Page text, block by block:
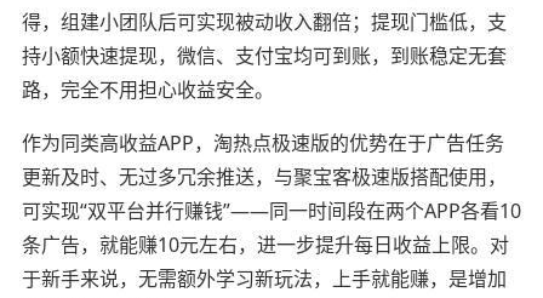
得，组建小团队后可实现被动收入翻倍；提现门槛低，支
持小额快速提现，微信、支付宝均可到账，到账稳定无套
路，完全不用担心收益安全。
作为同类高收益APP，淘热点极速版的优势在于广告任务
更新及时、无过多冗余推送，与聚宝客极速版搭配使用，
可实现“双平台并行赚钱”——同一时间段在两个APP各看10
条广告，就能赚10元左右，进一步提升每日收益上限。对
于新手来说，无需额外学习新玩法，上手就能赚，是增加